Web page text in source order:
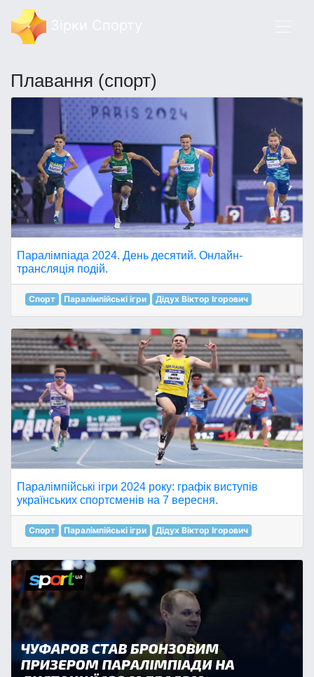
Плавання (спорт)
Паралімпіада 2024. День десятий. Онлайн-
трансляція подій.
Спорт Паралімпійські ігри Дідух Віктор Ігорович
Паралімпійські ігри 2024 року: графік виступів
українських спортсменів на 7 вересня.
Спорт Паралімпійські ігри Дідух Віктор Ігорович